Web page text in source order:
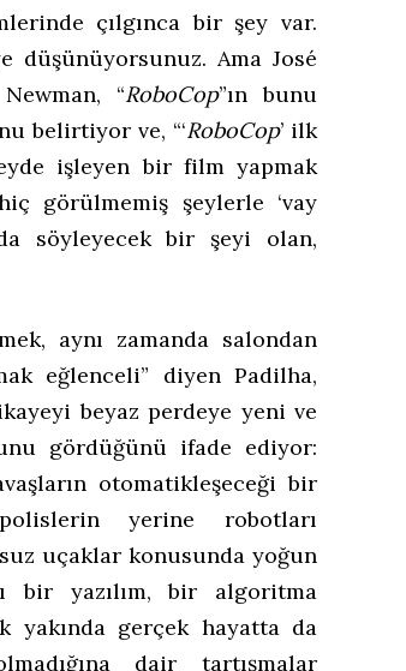
çılgınca bir şey var.
düşünüyorsunuz. Ama José
“RoboCop”ın bunu
belirtiyor ve, “‘RoboCop’ ilk
işleyen bir film yapmak
görülmemiş şeylerle ‘vay
söyleyecek bir şeyi olan,
aynı zamanda salondan
eğlenceli” diyen Padilha,
beyaz perdeye yeni ve
gördüğünü ifade ediyor:
otomatikleşeceği bir
yerine robotları
uçaklar konusunda yoğun
bir yazılım, bir algoritma
yakında gerçek hayatta da
dair tartışmalar